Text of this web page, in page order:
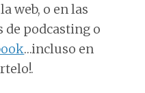
web, o en las
podcasting o
…incluso en